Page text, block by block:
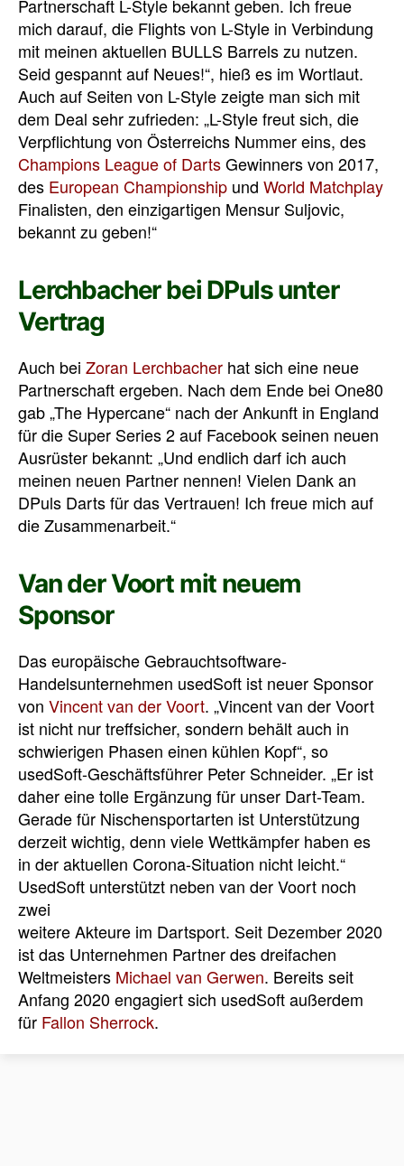
Partnerschaft L-Style bekannt geben. Ich freue
mich darauf, die Flights von L-Style in Verbindung
mit meinen aktuellen BULLS Barrels zu nutzen.
Seid gespannt auf Neues!“, hieß es im Wortlaut.
Auch auf Seiten von L-Style zeigte man sich mit
dem Deal sehr zufrieden: „L-Style freut sich, die
Verpflichtung von Österreichs Nummer eins, des
Champions League of DartsGewinners von 2017,
des European Championship und World Matchplay
Finalisten, den einzigartigen Mensur Suljovic,
bekannt zu geben!“
Lerchbacher bei DPuls unter
Vertrag
Auch bei Zoran Lerchbacher hat sich eine neue
Partnerschaft ergeben. Nach dem Ende bei One80
gab „The Hypercane“ nach der Ankunft in England
für die Super Series 2 auf Facebook seinen neuen
Ausrüster bekannt: „Und endlich darf ich auch
meinen neuen Partner nennen! Vielen Dank an
DPuls Darts für das Vertrauen! Ich freue mich auf
die Zusammenarbeit.“
Van der Voort mit neuem
Sponsor
Das europäische Gebrauchtsoftware-
Handelsunternehmen usedSoft ist neuer Sponsor
von Vincent van der Voort. „Vincent van der Voort
ist nicht nur treffsicher, sondern behält auch in
schwierigen Phasen einen kühlen Kopf“, so
usedSoft-Geschäftsführer Peter Schneider. „Er ist
daher eine tolle Ergänzung für unser Dart-Team.
Gerade für Nischensportarten ist Unterstützung
derzeit wichtig, denn viele Wettkämpfer haben es
in der aktuellen Corona-Situation nicht leicht.“
UsedSoft unterstützt neben van der Voort noch
zwei
weitere Akteure im Dartsport. Seit Dezember 2020
ist das Unternehmen Partner des dreifachen
Weltmeisters Michael van Gerwen. Bereits seit
Anfang 2020 engagiert sich usedSoft außerdem
für Fallon Sherrock.